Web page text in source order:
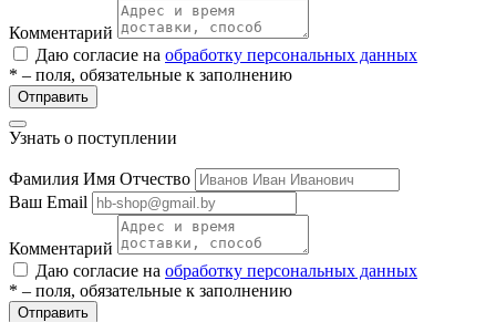
Комментарий
Даю согласие на обработку персональных данных
* – поля, обязательные к заполнению
Отправить
Узнать о поступлении
Фамилия Имя Отчество
Ваш Email
Комментарий
Даю согласие на обработку персональных данных
* – поля, обязательные к заполнению
Отправить